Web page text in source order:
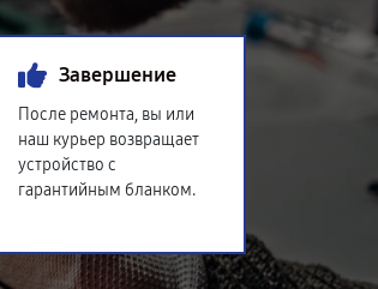
Завершение
После ремонта, вы или
наш курьер возвращает
устройство с
гарантийным бланком.